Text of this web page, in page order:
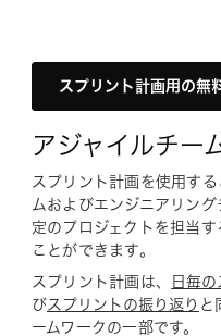
スプリント計画用の無
アジャイルチー
スプリント計画を使用する
ムおよびエンジニアリン
定のプロジェクトを担当
ことができます。
スプリント計画は、 日毎
びスプリントの振り返り と
ームワークの一部です。